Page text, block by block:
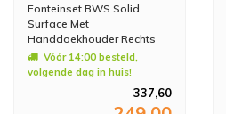
Fonteinset BWS Solid
Surface Met
Handdoekhouder Rechts
Wit Mat Zwart
Vóór 14:00 besteld,
volgende dag in huis!
337,60